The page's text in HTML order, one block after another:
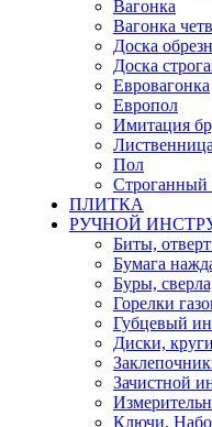
Вагонка
Вагонка
Доска
Доска
Евровагонка
Европол
Имитация
Лиственница
Пол
Строганный
ПЛИТКА
РУЧНОЙ
Биты,
Бумага
Буры,
Горелки
Губцевый
Диски,
Зачистной
Ключи,